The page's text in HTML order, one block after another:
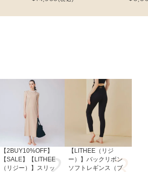
【2BUY10%OFF】
【SALE】【LITHEE
（リジー）】スリッ
【LITHEE（リジ
ー）】バックリボン
ソフトレギンス（ブ